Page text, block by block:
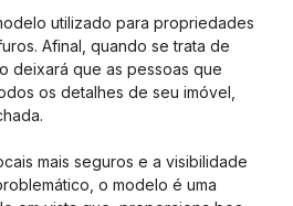
utilizado para propriedades
Afinal, quando se trata de
deixará que as pessoas que
os detalhes de seu imóvel,
mais seguros e a visibilidade
o modelo é uma